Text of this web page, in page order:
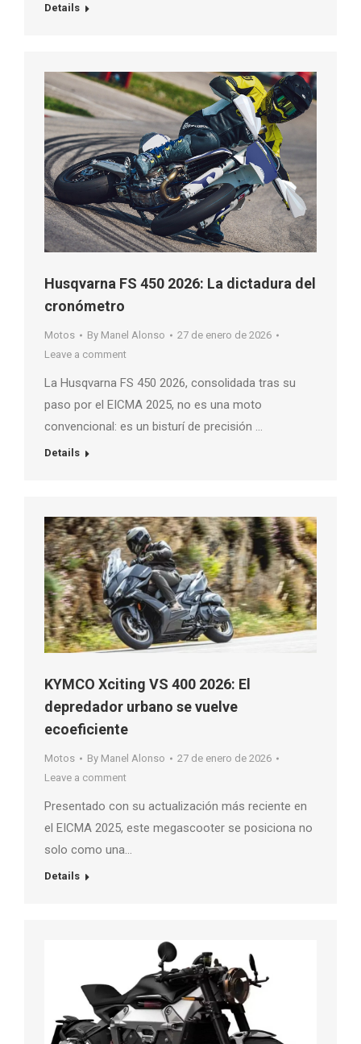
Details
Husqvarna FS 450 2026: La dictadura del
cronómetro
Motos By Manel Alonso
27 de enero de 2026
Leave a comment
La Husqvarna FS 450 2026, consolidada tras su
paso por el EICMA 2025, no es una moto
convencional: es un bisturí de precisión …
Details
KYMCO Xciting VS 400 2026: El
depredador urbano se vuelve
ecoeficiente
Motos By Manel Alonso
27 de enero de 2026
Leave a comment
Presentado con su actualización más reciente en
el EICMA 2025, este megascooter se posiciona no
solo como una…
Details